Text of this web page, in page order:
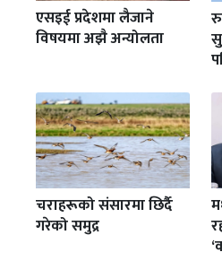
एसइई प्रदेशमा लैजाने
विषयमा अझै अन्योलता
चराहरूको संसारमा छिर्दै
गरेको समुद्र